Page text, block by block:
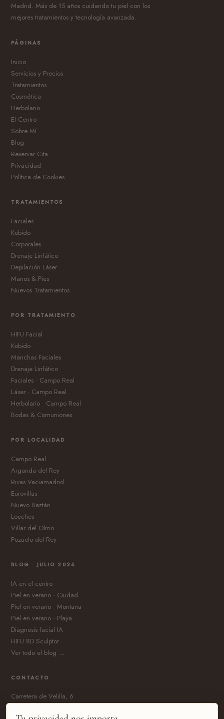
Madrid. Más de 15 años cuidando tu piel con los
mejores tratamientos y tecnología avanzada.
PÁGINAS
Inicio
Servicios y Precios
Tratamientos
Cosmética
Herbolario
El Centro
Sobre Mí
Blog
Reservar Cita
Privacidad
Política de Cookies
TRATAMIENTOS
Faciales
Kobido
Corporales
Drenaje Linfático
Depilación Láser
Manos & Pies
Nuevos Tratamientos
POR TRATAMIENTO
HIFU Facial
Kobido
Manchas Faciales
Drenaje Linfático
Faciales · Campo Real
Láser · Campo Real
Herbolario · Campo Real
Bodas & Comuniones
POR LOCALIDAD
Campo Real
Arganda del Rey
Rivas Vaciamadrid
Eurovillas
Nuevo Baztán
Loeches
Villar del Olmo
Pozuelo del Rey
BLOG · JULIO 2026
IA en el centro
Piel en verano · Ciudad
Piel en verano · Montaña
Piel en verano · Playa
Diagnosis facial IA
HIFU 8D Sculptor
Ver todo el blog →
CONTACTO
Carretera de Velilla, 6